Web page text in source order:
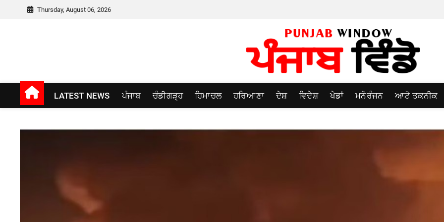
Thursday, August 06, 2026
Punjab window
LATEST NEWS ਪੰਜਾਬ ਚੰਡੀਗੜ੍ਹ ਹਿਮਾਚਲ ਹਰਿਆਣਾ ਦੇਸ਼ ਵਿਦੇਸ਼ ਖੇਡਾਂ ਮਨੋਰੰਜਨ ਆਟੋ ਤਕਨੀਕ